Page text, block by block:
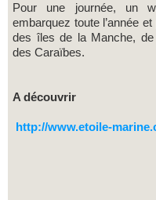
Pour une journée, un
embarquez toute l’année
des îles de la Manche, de
des Caraïbes.
A découvrir
http://www.etoile-